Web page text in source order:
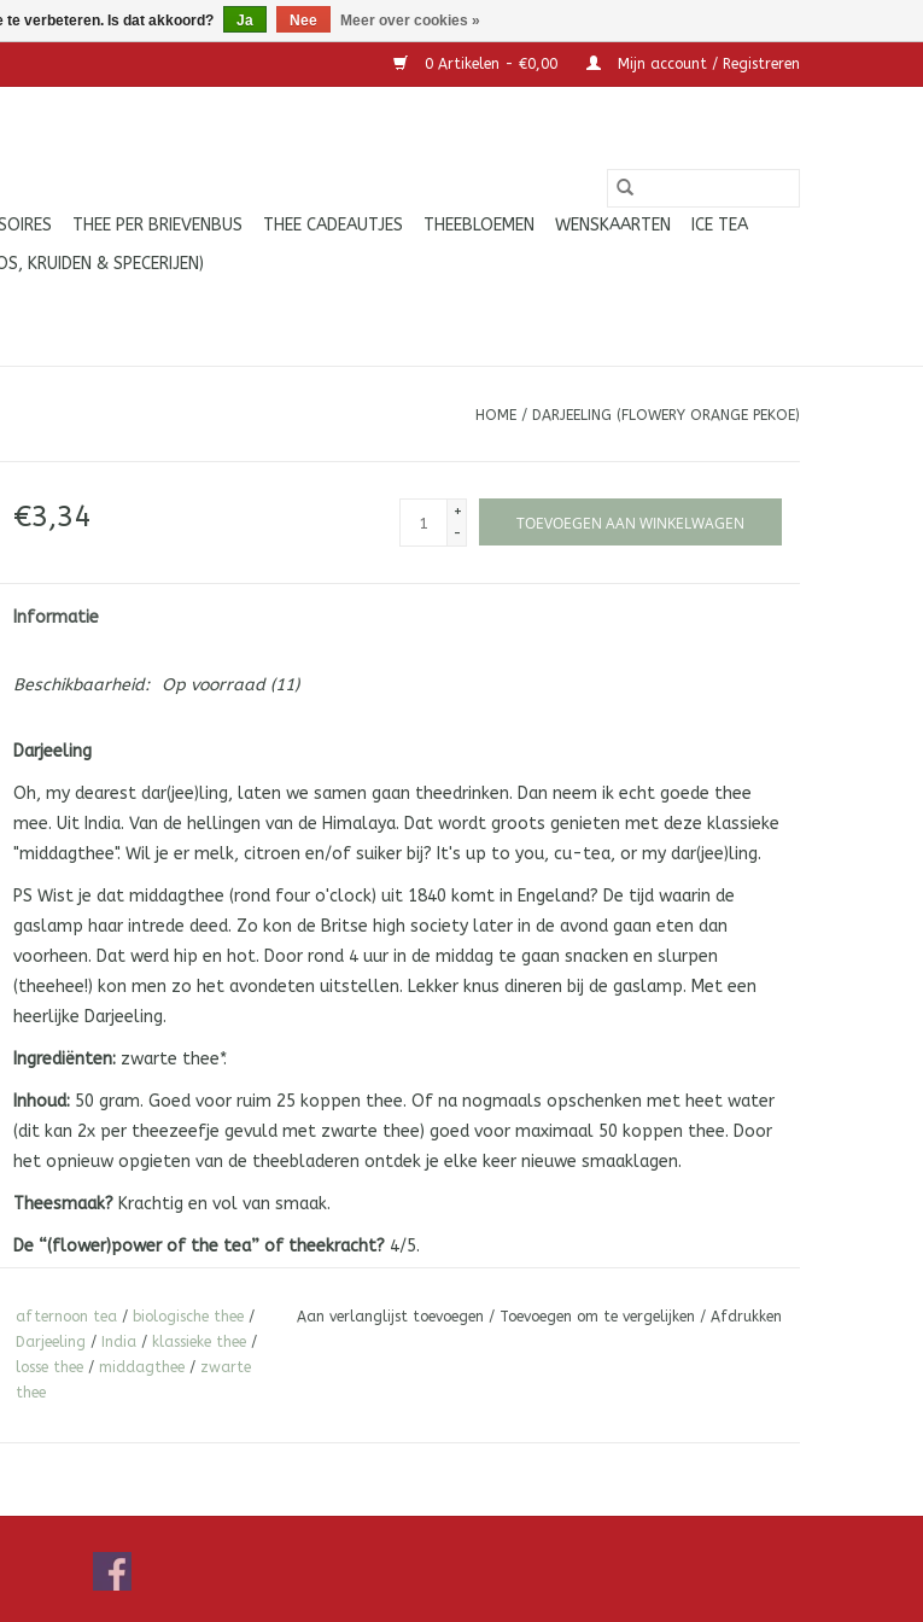
0 Artikelen - €0,00 Mijn account / Registreren
THEE PER BRIEVENBUS THEE CADEAUTJES THEEBLOEMEN WENSKAARTEN
ICE TEA
KRUIDEN & SPECERIJEN)
HOME / DARJEELING (FLOWERY ORANGE PEKOE)
€3,34
+
-
TOEVOEGEN AAN WINKELWAGEN
Informatie
Beschikbaarheid: Op voorraad(11)
Darjeeling
Oh, my dearest dar(jee)ling, laten we samen gaan theedrinken. Dan neem ik echt goede thee
mee. Uit India. Van de hellingen van de Himalaya. Dat wordt groots genieten met deze klassieke
"middagthee". Wil je er melk, citroen en/of suiker bij? It's up to you, cu-tea, or my dar(jee)ling.
PS Wist je dat middagthee (rond four o'clock) uit 1840 komt in Engeland? De tijd waarin de
gaslamp haar intrede deed. Zo kon de Britse high society later in de avond gaan eten dan
voorheen. Dat werd hip en hot. Door rond 4 uur in de middag te gaan snacken en slurpen
(theehee!) kon men zo het avondeten uitstellen. Lekker knus dineren bij de gaslamp. Met een
heerlijke Darjeeling.
Ingrediënten:zwarte thee*.
Inhoud:50 gram. Goed voor ruim 25 koppen thee. Of na nogmaals opschenken met heet water
(dit kan 2x per theezeefje gevuld met zwarte thee) goed voor maximaal 50 koppen thee. Door
het opnieuw opgieten van de theebladeren ontdek je elke keer nieuwe smaaklagen.
Theesmaak?Krachtig en vol van smaak.
De “(flower)power of the tea” of theekracht?4/5.
Hoeveel gram plopje in een theekopje? Niet één, maar twee. 2 gram dus.
Hoe auw-heet moet het water zijn?
qua temperatuur.
Hoe vaak kun je de theebladeren nog een keer (her)gebruiken?Hooguit 2 keer.
De theegeboortegrond van dit verrukkelijke theetje?
afternoon tea / biologische thee /
Darjeeling / India / klassieke thee /
losse thee / middagthee / zwarte
thee
Aan verlanglijst toevoegen / Toevoegen om te vergelijken / Afdrukken
te verbeteren. Is dat akkoord? Ja Nee Meer over cookies »